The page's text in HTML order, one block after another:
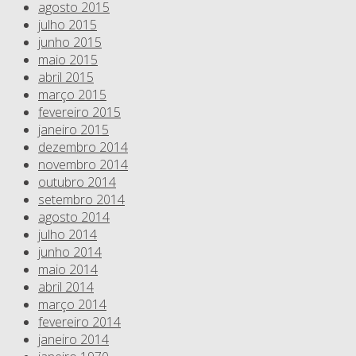
agosto 2015
julho 2015
junho 2015
maio 2015
abril 2015
março 2015
fevereiro 2015
janeiro 2015
dezembro 2014
novembro 2014
outubro 2014
setembro 2014
agosto 2014
julho 2014
junho 2014
maio 2014
abril 2014
março 2014
fevereiro 2014
janeiro 2014